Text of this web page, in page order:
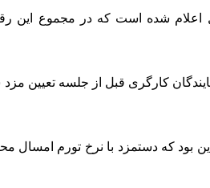
کارگری قبل از جلسه تعیین
بود که دستمزد با نرخ تورم امسال